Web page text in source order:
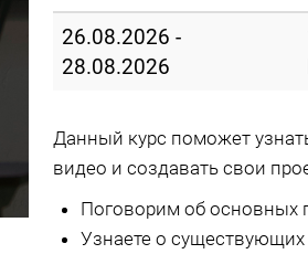
26.08.2026 -
28.08.2026
Данный курс поможет
видео и создавать свои
Поговорим об основных
Узнаете о существующих